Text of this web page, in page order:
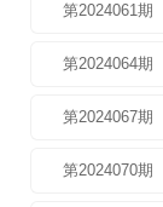
第2024061期
第2024064期
第2024067期
第2024070期